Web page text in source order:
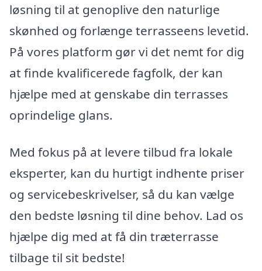
løsning til at genoplive den naturlige
skønhed og forlænge terrasseens levetid.
På vores platform gør vi det nemt for dig
at finde kvalificerede fagfolk, der kan
hjælpe med at genskabe din terrasses
oprindelige glans.
Med fokus på at levere tilbud fra lokale
eksperter, kan du hurtigt indhente priser
og servicebeskrivelser, så du kan vælge
den bedste løsning til dine behov. Lad os
hjælpe dig med at få din træterrasse
tilbage til sit bedste!